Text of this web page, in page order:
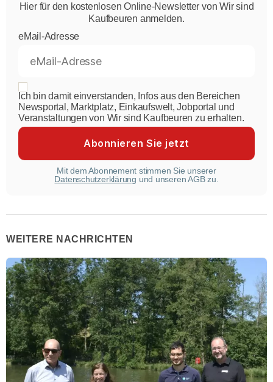
Hier für den kostenlosen Online-Newsletter von Wir sind
Kaufbeuren anmelden.
eMail-Adresse
Ich bin damit einverstanden, Infos aus den Bereichen
Newsportal, Marktplatz, Einkaufswelt, Jobportal und
Veranstaltungen von Wir sind Kaufbeuren zu erhalten.
Mit dem Abonnement stimmen Sie unserer
Datenschutzerklärung und unseren AGB zu.
WEITERE NACHRICHTEN